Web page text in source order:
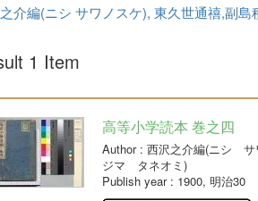
介編(ニシ サワノスケ), 東久世通禧,副
1 Item
高等小学読本 巻之四
Author: 西沢之介編(ニシ サ
ジマ タネオミ)
Publish year: 1900, 明治30